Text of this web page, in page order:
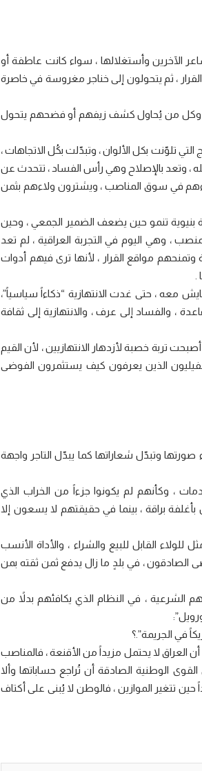
الآخرين وأستغلالها ، سواء كانت عاطفة أو
، ثم يتحولون إلى خناجر مغروسة في خاصرة
، وكل من يُحاول كشف زيفهم أو فضحهم يتحول
تلوّنت بكل الألوان ، وتبدّلت بكُل الاتجاهات ،
، وتعد بالإصلاح وهي رأس الفساد ، تتحدث عن
في سوق المناصب ، ويشترون ولاءهم بثمن
بنيوية تنمو حين يضعف الضمير الجمعي ، وحين
، وهي اليوم في التجربة العراقية ، لم تعد
مواقع القرار ، لأنها ترى فيهم أدوات
معه ، حتى غدت الانتهازية “ذكاءاً سياسياً”،
، والفساد إلى عرف ، والانتهازية إلى ثقافة
أثبتت التجارب أن فترات الاضطراب والتحولات الكبرى ، كحال العراق منذ عام 2003 ، أصبحت تربة خصبة لأزدهار الانتهازيين ، لأن القيم
الذين يعرفون كيف يستثمرون الفوضى
وتبدّل شعاراتها كما يبدّل التاجر واجهة
، وكأنهم لم يكونوا جزءاً من الخراب الذي
براقة ، بينما في حقيقتهم لا يسعون إلا
القابل للبيع والشراء ، والأداة الأنسب
الصادقون ، في بلدٍ ما زال يدفع ثمن ثقته بمن
الشرعية ، في النظام الذي يكافئهم بدلاً من
في الجريمة”.؟
العراق لا يحتمل مزيداً من الأقنعة ، فالمناصب
الوطنية الصادقة أن تُراجع حساباتها وألا
تتغير الموازين ، فالوطن لا يُبنى على أكتاف